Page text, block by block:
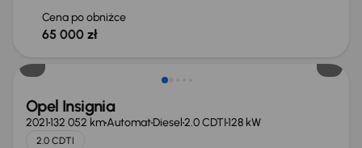
Cena po obniżce
65 000 zł
Opel Insignia
2021132 052 kmAutomatDiesel2.0 CDTI128 kW
2.0 CDTI